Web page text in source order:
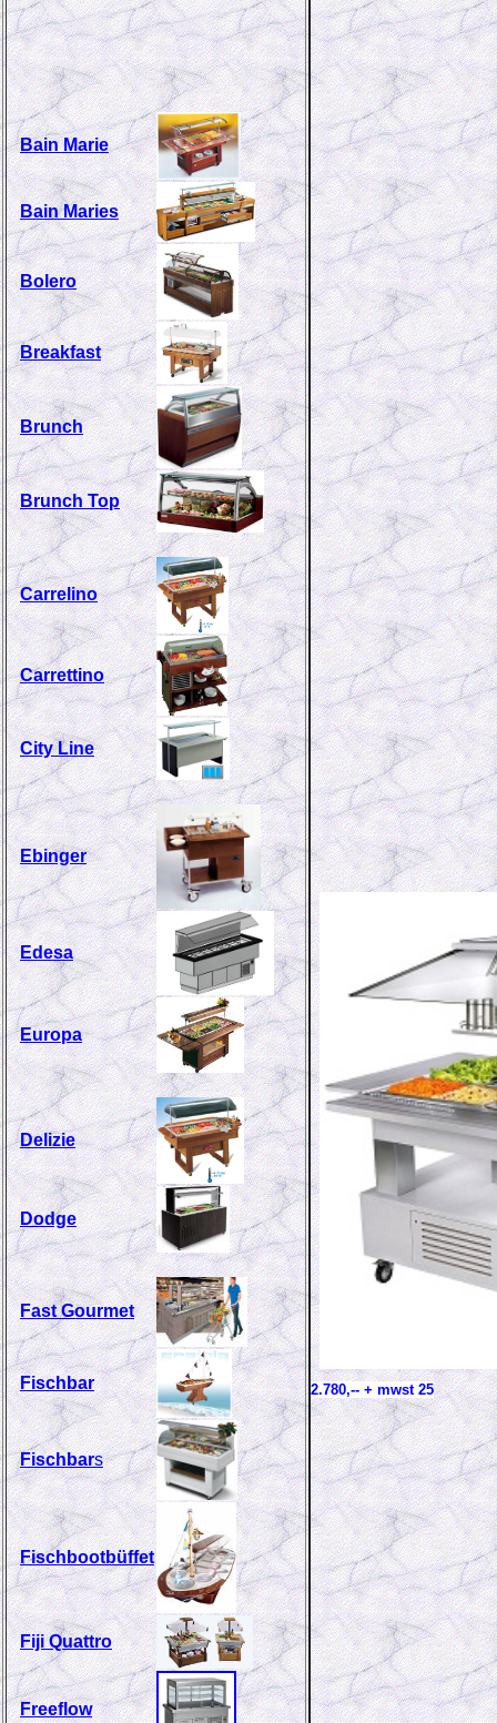
Bain Marie
Bain Maries
Bolero
Breakfast
Brunch
Brunch Top
Carrelino
Carrettino
City Line
Ebinger
Edesa
Europa
Delizie
Dodge
Fast Gourmet
Fischbar
Fischbars
Fischbootbüffet
Fiji Quattro
Freeflow
2.780,-- + mwst 25